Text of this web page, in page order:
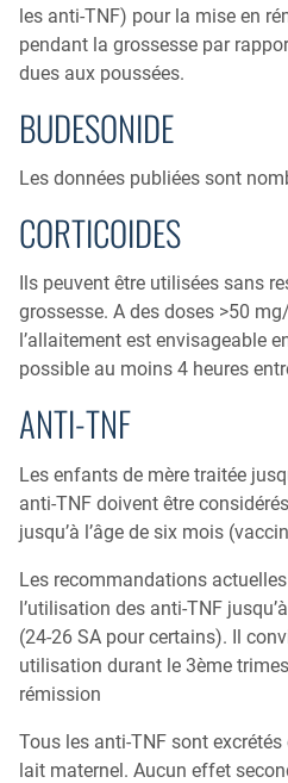
les anti-TNF) pour la mise en
pendant la grossesse par
dues aux poussées.
BUDESONIDE
Les données publiées sont
CORTICOIDES
Ils peuvent être utilisées sans
grossesse. A des doses >50
l’allaitement est envisageable
possible au moins 4 heures
ANTI-TNF
Les enfants de mère traitée
anti-TNF doivent être
jusqu’à l’âge de six mois
Les recommandations
l’utilisation des anti-TNF
(24-26 SA pour certains). Il
utilisation durant le 3ème
rémission
Tous les anti-TNF sont
lait maternel. Aucun effet